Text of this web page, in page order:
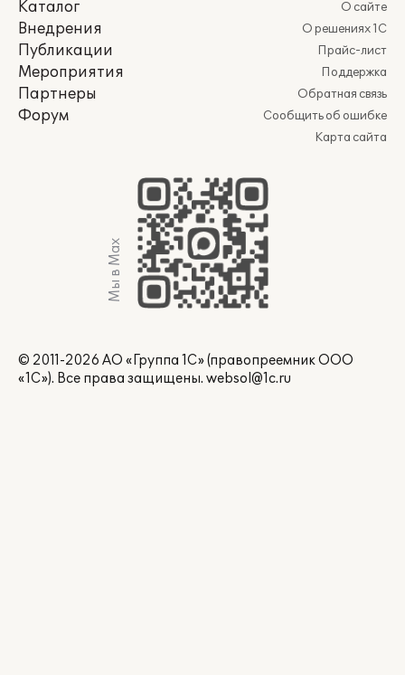
Каталог
Внедрения
Публикации
Мероприятия
Партнеры
Форум
О сайте
О решениях 1С
Прайс-лист
Поддержка
Обратная связь
Сообщить об ошибке
Карта сайта
Мы в Max
© 2011-2026 АО «Группа 1С» (правопреемник ООО
«1С»). Все права защищены. websol@1c.ru